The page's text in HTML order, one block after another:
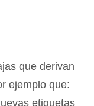
que derivan
ejemplo que:
etiquetas